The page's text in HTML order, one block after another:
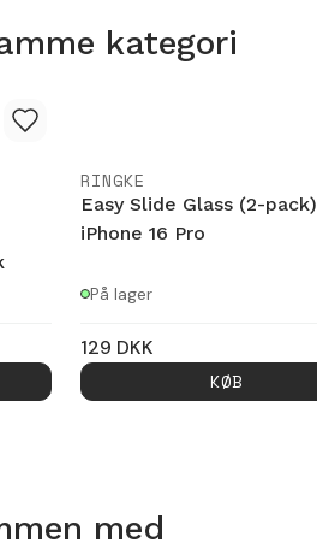
kategori
RINGKE
Easy Slide Glass (2-pack)
iPhone 16 Pro
På lager
129 DKK
KØB
med